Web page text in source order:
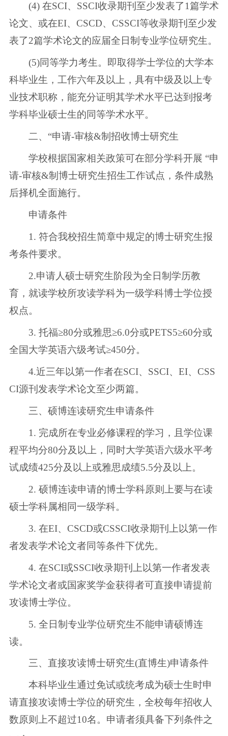
(4) 在SCI、SSCI收录期刊至少发表了1篇学术
论文、或在EI、CSCD、CSSCI等收录期刊至少发
表了2篇学术论文的应届全日制专业学位研究生。
(5)同等学力考生。即取得学士学位的大学本
科毕业生，工作六年及以上，具有中级及以上专
业技术职称，能充分证明其学术水平已达到报考
学科毕业硕士生的同等学术水平。
二、“申请-审核&制招收博士研究生
学校根据国家相关政策可在部分学科开展 “申
请-审核&制博士研究生招生工作试点，条件成熟
后择机全面施行。
申请条件
1. 符合我校招生简章中规定的博士研究生报
考条件要求。
2.申请人硕士研究生阶段为全日制学历教
育，就读学校所攻读学科为一级学科博士学位授
权点。
3. 托福≥80分或雅思≥6.0分或PETS5≥60分或
全国大学英语六级考试≥450分。
4.近三年以第一作者在SCI、SSCI、EI、CSS
CI源刊发表学术论文至少两篇。
三、硕博连读研究生申请条件
1. 完成所在专业必修课程的学习，且学位课
程平均分80分及以上，同时大学英语六级水平考
试成绩425分及以上或雅思成绩5.5分及以上。
2. 硕博连读申请的博士学科原则上要与在读
硕士学科属相同一级学科。
3. 在EI、CSCD或CSSCI收录期刊上以第一作
者发表学术论文者同等条件下优先。
4. 在SCI或SSCI收录期刊上以第一作者发表
学术论文者或国家奖学金获得者可直接申请提前
攻读博士学位。
5. 全日制专业学位研究生不能申请硕博连
读。
三、直接攻读博士研究生(直博生)申请条件
本科毕业生通过免试或统考成为硕士生时申
请直接攻读博士学位的研究生，全校每年招收人
数原则上不超过10名。申请者须具备下列条件之